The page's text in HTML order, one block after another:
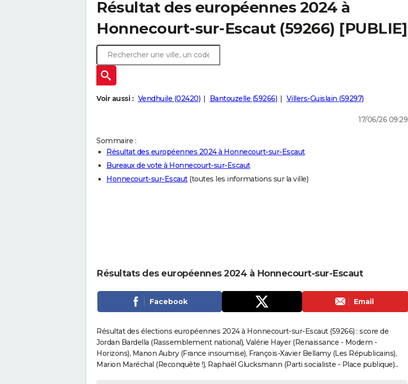
Résultat des européennes 2024 à
Honnecourt-sur-Escaut (59266) [PUBLIE]
Voir aussi : Vendhuile (02420) Bantouzelle (59266) Villers-Guislain (59297)
17/06/26 09:29
Sommaire :
Résultat des européennes 2024 à Honnecourt-sur-Escaut
Bureaux de vote à Honnecourt-sur-Escaut
Honnecourt-sur-Escaut(toutes les informations sur la ville)
Résultats des européennes 2024 à Honnecourt-sur-Escaut
Facebook Email
Résultat des élections européennes 2024 à Honnecourt-sur-Escaut (59266) : score de
Jordan Bardella (Rassemblement national), Valérie Hayer (Renaissance - Modem -
Horizons), Manon Aubry (France insoumise), François-Xavier Bellamy (Les Républicains),
Marion Maréchal (Reconquête !), Raphaël Glucksmann (Parti socialiste - Place publique)...